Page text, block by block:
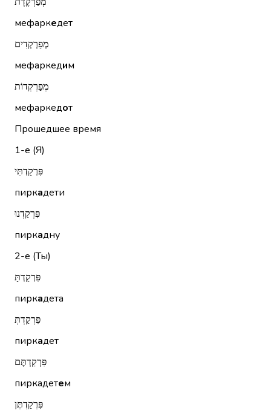
мефаркедет
מְפַרְקְדִים
мефаркедим
מְפַרְקְדוֹת
мефаркедот
Прошедшее время
1-е (Я)
פִּרְקַדְתִּי
пиркадети
פִּרְקַדְנוּ
пиркадну
2-е (Ты)
פִּרְקַדְתָּ
пиркадета
פִּרְקַדְתְּ
пиркадет
פִּרְקַדְתֶּם
пиркадетем
פִּרְקַדְתֶּן